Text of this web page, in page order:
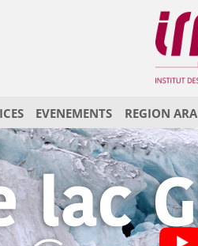
EVENEMENTS REGION ARA